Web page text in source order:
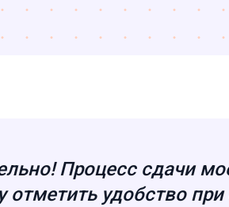
Процесс сдачи
отметить удобство